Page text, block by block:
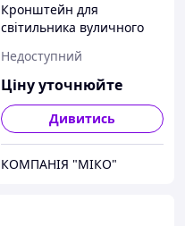
Кронштейн для
світильника вуличного
фасад К1П.Г120.0,35
Недоступний
Ціну уточнюйте
Дивитись
КОМПАНІЯ "МІКО"